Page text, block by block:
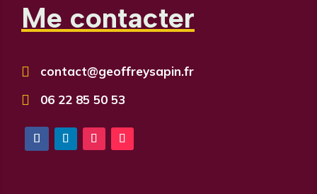
Me contacter
 contact@geoffreysapin.fr
 06 22 85 50 53